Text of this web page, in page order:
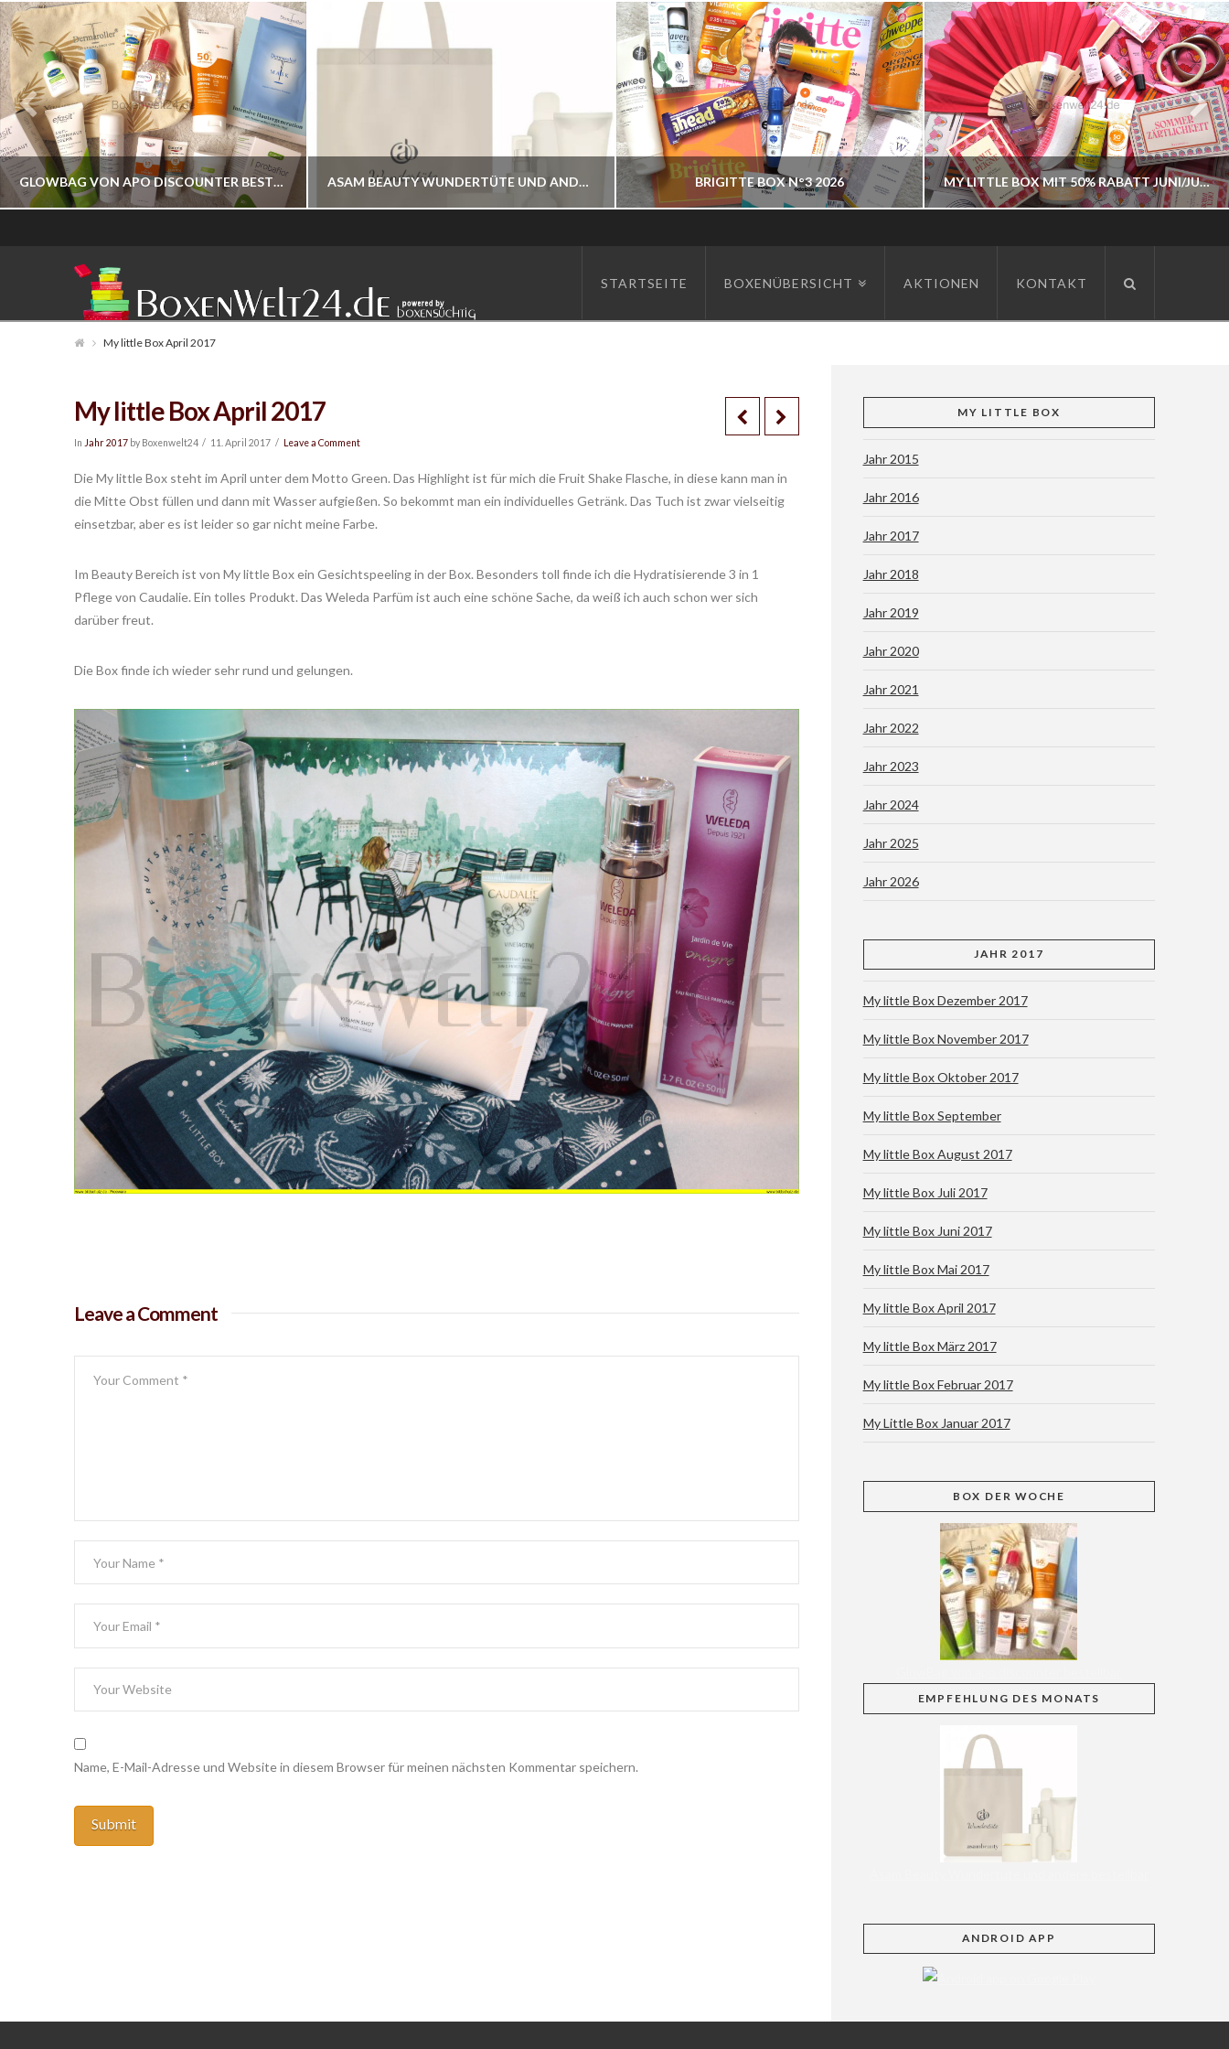
GLOWBAG VON APO DISCOUNTER BESTELLBAR
BOXENWELT24
JAHR 2026
JULI 17, 2026
ASAM BEAUTY WUNDERTÜTE UND ANDERE BESTELLBAR
JAHR 2026
BRIGITTE BOX N°3 2026
BOXENWELT24
MY LITTLE BOX MIT 50% RABATT JUNI/JULI 2026
BOXENWELT24
STARTSEITE BOXENÜBERSICHT AKTIONEN KONTAKT
My little Box April 2017
My little Box April 2017
In Jahr 2017by Boxenwelt24 11. April 2017 Leave a Comment
Die My little Box steht im April unter dem Motto Green. Das Highlight ist für mich die Fruit Shake Flasche, in diese kann man in
die Mitte Obst füllen und dann mit Wasser aufgießen. So bekommt man ein individuelles Getränk. Das Tuch ist zwar vielseitig
einsetzbar, aber es ist leider so gar nicht meine Farbe.
Im Beauty Bereich ist von My little Box ein Gesichtspeeling in der Box. Besonders toll finde ich die Hydratisierende 3 in 1
Pflege von Caudalie. Ein tolles Produkt. Das Weleda Parfüm ist auch eine schöne Sache, da weiß ich auch schon wer sich
darüber freut.
Die Box finde ich wieder sehr rund und gelungen.
Leave a Comment
Name, E-Mail-Adresse und Website in diesem Browser für meinen nächsten Kommentar speichern.
MY LITTLE BOX
Jahr 2015
Jahr 2016
Jahr 2017
Jahr 2018
Jahr 2019
Jahr 2020
Jahr 2021
Jahr 2022
Jahr 2023
Jahr 2024
Jahr 2025
Jahr 2026
JAHR 2017
My little Box Dezember 2017
My little Box November 2017
My little Box Oktober 2017
My little Box September
My little Box August 2017
My little Box Juli 2017
My little Box Juni 2017
My little Box Mai 2017
My little Box April 2017
My little Box März 2017
My little Box Februar 2017
My Little Box Januar 2017
BOX DER WOCHE
EMPFEHLUNG DES MONATS
ANDROID APP